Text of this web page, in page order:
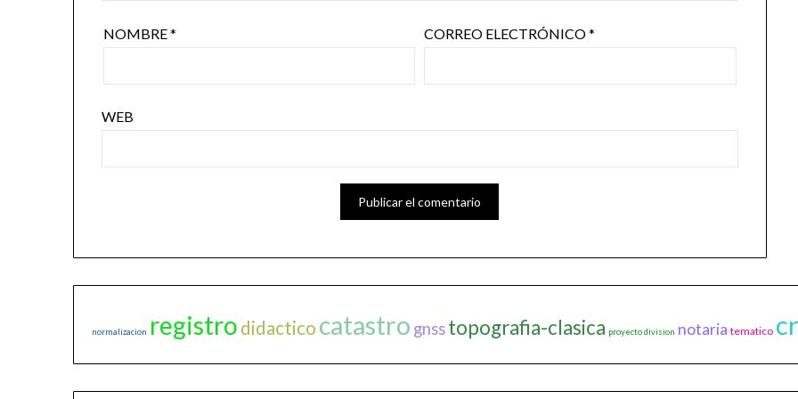
NOMBRE* CORREO ELECTRÓNICO*
WEB
normalizacion registro didactico catastro gnsstopografia-clasica proyecto division notaria tematico